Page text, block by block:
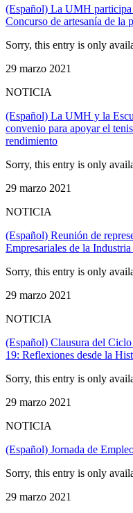
(Español) La UMH participa
Concurso de artesanía de la
Sorry, this entry is only
29 marzo 2021
NOTICIA
(Español) La UMH y la
convenio para apoyar el
rendimiento
Sorry, this entry is only
29 marzo 2021
NOTICIA
(Español) Reunión de
Empresariales de la
Sorry, this entry is only
29 marzo 2021
NOTICIA
(Español) Clausura del
19: Reflexiones desde la
Sorry, this entry is only
29 marzo 2021
NOTICIA
(Español) Jornada de
Sorry, this entry is only
29 marzo 2021